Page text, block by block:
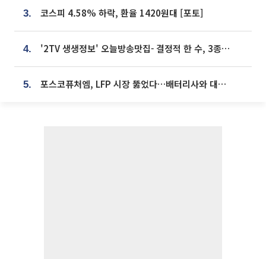
3. 코스피 4.58% 하락, 환율 1420원대 [포토]
4. '2TV 생생정보' 오늘방송맛집- 결정적 한 수, 3종 메밀면! 메밀 소바 맛집 '의○○○○'
5. 포스코퓨처엠, LFP 시장 뚫었다…배터리사와 대규모 장기 공급 합의